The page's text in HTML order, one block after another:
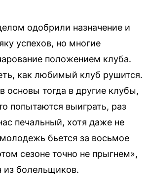
одобрили назначение и
успехов, но многие
положением клуба.
как любимый клуб рушится.
основы тогда в другие клубы,
попытаются выиграть, раз
печальный, хотя даже не
бьется за восьмое
сезоне точно не прыгнем»,
болельщиков.